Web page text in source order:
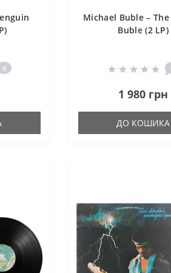
0
Michael Buble –
Buble (2 LP)
1 980 грн
ДО КОШИКА